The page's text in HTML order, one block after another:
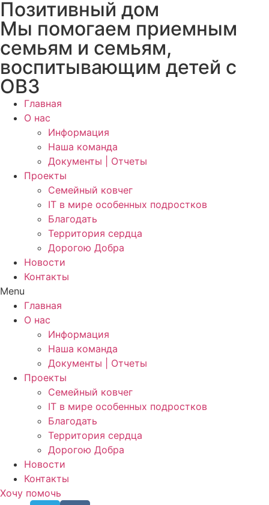
Позитивный дом
Мы помогаем приемным
семьям и семьям,
воспитывающим детей с
ОВЗ
Главная
О нас
Информация
Наша команда
Документы | Отчеты
Проекты
Семейный ковчег
IT в мире особенных подростков
Благодать
Территория сердца
Дорогою Добра
Новости
Контакты
Menu
Главная
О нас
Информация
Наша команда
Документы | Отчеты
Проекты
Семейный ковчег
IT в мире особенных подростков
Благодать
Территория сердца
Дорогою Добра
Новости
Контакты
Хочу помочь